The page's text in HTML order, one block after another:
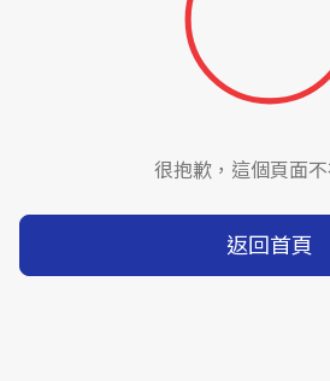
很抱歉，這個頁面不
返回首頁